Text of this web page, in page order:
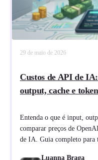
29 de maio de 2026
Custos de API de
output, cache e
Entenda o que é input,
comparar preços de
de IA. Guia completo para
Luanna Braga